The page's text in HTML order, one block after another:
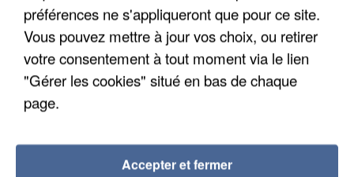
préférences ne s'appliqueront que pour ce site.
Vous pouvez mettre à jour vos choix, ou retirer
votre consentement à tout moment via le lien
"Gérer les cookies" situé en bas de chaque
page.
Accepter et fermer